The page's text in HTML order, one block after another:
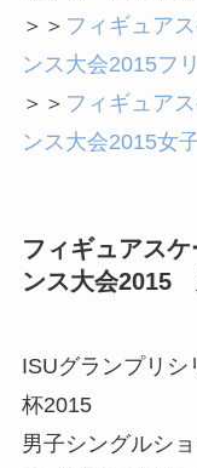
＞＞ フィギュア
ンス大会2015フ
＞＞ フィギュア
ンス大会2015女
フィギュアス
ンス大会2015
ISUグランプリ
杯2015
男子シングルシ